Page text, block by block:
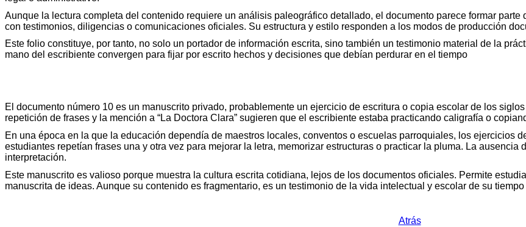
Aunque la lectura completa del contenido requiere un análisis paleográfico detallado, el documento parece formar
con testimonios, diligencias o comunicaciones oficiales. Su estructura y estilo responden a los modos de producción
Este folio constituye, por tanto, no solo un portador de información escrita, sino también un testimonio material de la
mano del escribiente convergen para fijar por escrito hechos y decisiones que debían perdurar en el tiempo
El documento número 10 es un manuscrito privado, probablemente un ejercicio de escritura o copia escolar de los
repetición de frases y la mención a “La Doctora Clara” sugieren que el escribiente estaba practicando caligrafía o
En una época en la que la educación dependía de maestros locales, conventos o escuelas parroquiales, los ejercicios
estudiantes repetían frases una y otra vez para mejorar la letra, memorizar estructuras o practicar la pluma. La
interpretación.
Este manuscrito es valioso porque muestra la cultura escrita cotidiana, lejos de los documentos oficiales. Permite
manuscrita de ideas. Aunque su contenido es fragmentario, es un testimonio de la vida intelectual y escolar de su tiempo
Atrás